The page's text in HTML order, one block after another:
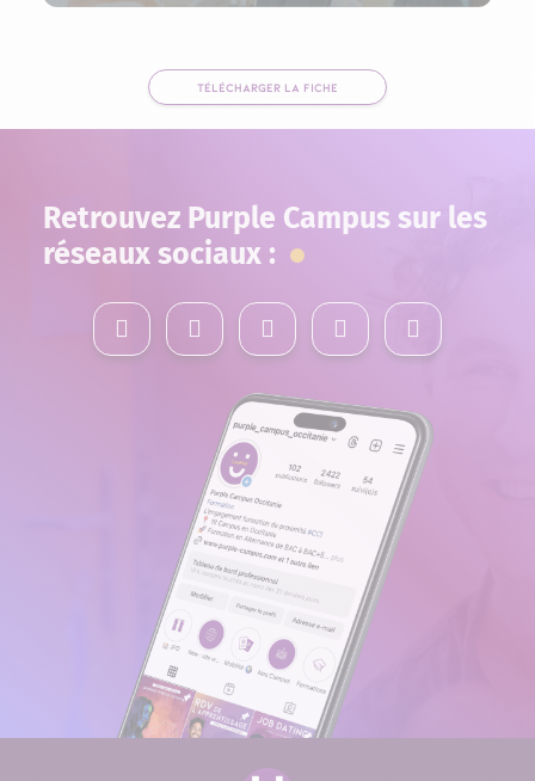
TÉLÉCHARGER LA FICHE
Retrouvez Purple Campus sur les
réseaux sociaux :